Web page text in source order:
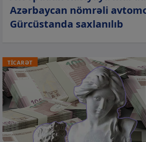
Azərbaycan nömrəli
Gürcüstanda saxlanılıb
TİCARƏT